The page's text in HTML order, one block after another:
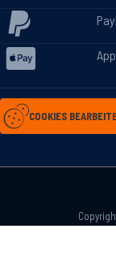
COOKIES